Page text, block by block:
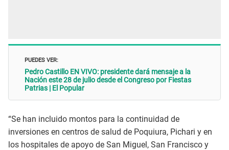
PUEDES VER:
Pedro Castillo EN VIVO: presidente dará mensaje a la
Nación este 28 de julio desde el Congreso por Fiestas
Patrias | El Popular
“Se han incluido montos para la continuidad de
inversiones en centros de salud de Poquiura, Pichari y en
los hospitales de apoyo de San Miguel, San Francisco y